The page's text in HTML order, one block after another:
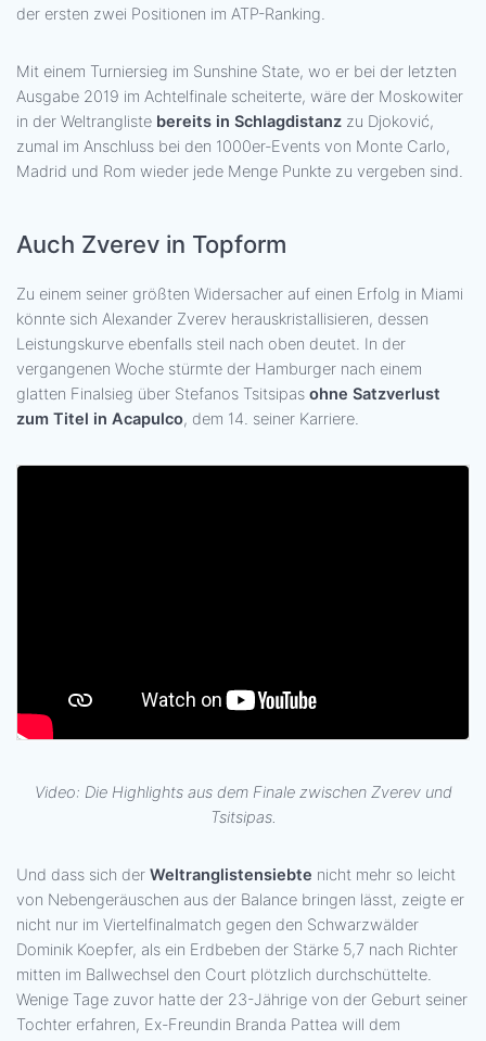
der ersten zwei Positionen im ATP-Ranking.
Mit einem Turniersieg im Sunshine State, wo er bei der letzten
Ausgabe 2019 im Achtelfinale scheiterte, wäre der Moskowiter
in der Weltrangliste bereits in Schlagdistanz zu Djoković,
zumal im Anschluss bei den 1000er-Events von Monte Carlo,
Madrid und Rom wieder jede Menge Punkte zu vergeben sind.
Auch Zverev in Topform
Zu einem seiner größten Widersacher auf einen Erfolg in Miami
könnte sich Alexander Zverev herauskristallisieren, dessen
Leistungskurve ebenfalls steil nach oben deutet. In der
vergangenen Woche stürmte der Hamburger nach einem
glatten Finalsieg über Stefanos Tsitsipas ohne Satzverlust
zum Titel in Acapulco, dem 14. seiner Karriere.
Video: Die Highlights aus dem Finale zwischen Zverev und
Tsitsipas.
Und dass sich der Weltranglistensiebte nicht mehr so leicht
von Nebengeräuschen aus der Balance bringen lässt, zeigte er
nicht nur im Viertelfinalmatch gegen den Schwarzwälder
Dominik Koepfer, als ein Erdbeben der Stärke 5,7 nach Richter
mitten im Ballwechsel den Court plötzlich durchschüttelte.
Wenige Tage zuvor hatte der 23-Jährige von der Geburt seiner
Tochter erfahren, Ex-Freundin Branda Pattea will dem